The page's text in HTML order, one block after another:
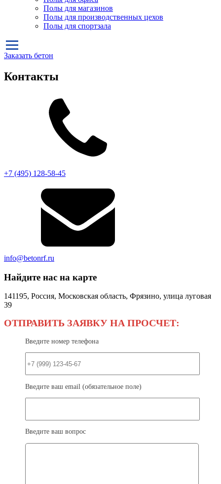
Полы для магазинов
Полы для производственных цехов
Полы для спортзала
Заказать бетон
Контакты
+7 (495) 128-58-45
info@betonrf.ru
Найдите нас на карте
141195, Россия, Московская область, Фрязино, улица луговая
39
ОТПРАВИТЬ ЗАЯВКУ НА ПРОСЧЕТ:
Введите номер телефона
Введите ваш email (обязательное поле)
Введите ваш вопрос